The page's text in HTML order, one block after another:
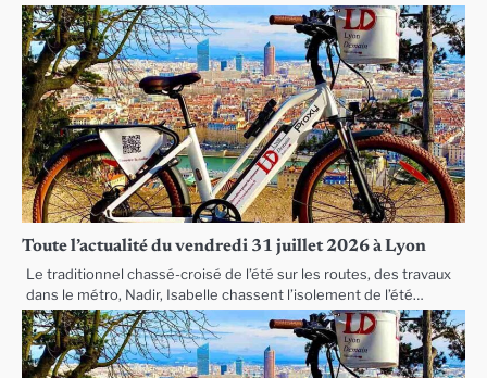
Toute l’actualité du vendredi 31 juillet 2026 à Lyon
Le traditionnel chassé-croisé de l’été sur les routes, des travaux
dans le métro, Nadir, Isabelle chassent l’isolement de l’été…